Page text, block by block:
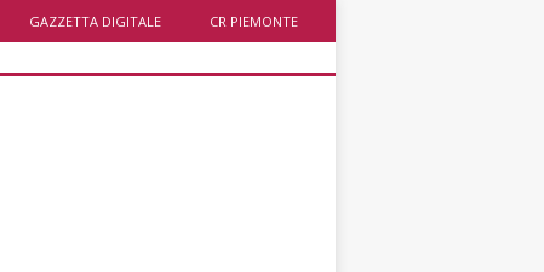
GAZZETTA DIGITALE CR PIEMONTE